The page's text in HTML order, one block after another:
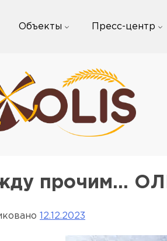
Объекты Пресс-центр
прочим…
12.12.2023